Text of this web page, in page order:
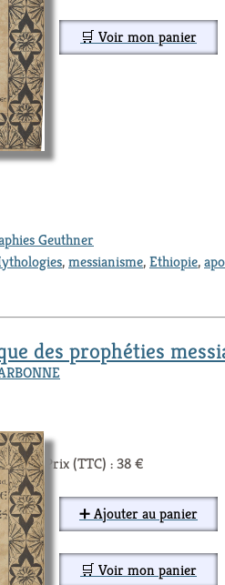
🛒 Voir mon panier
Geuthner
,messianisme,Ethiopie,
des prophéties
Prix (TTC) : 38 €
➕ Ajouter au panier
🛒 Voir mon panier